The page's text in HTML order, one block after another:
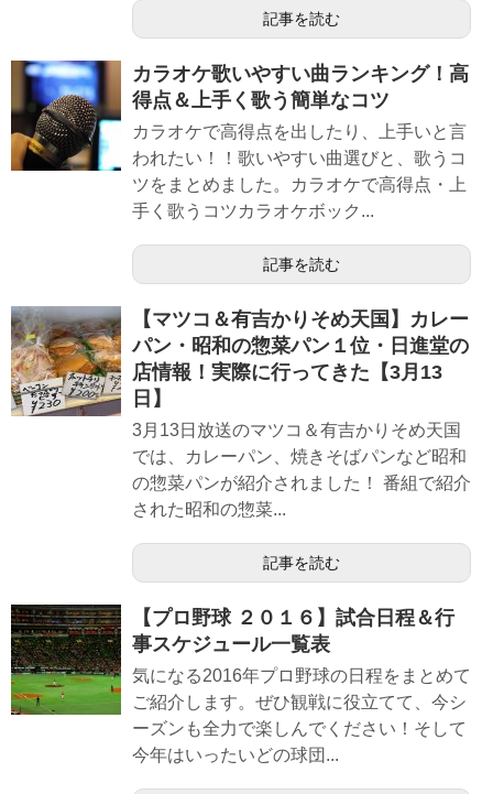
記事を読む
カラオケ歌いやすい曲ランキング！高
得点＆上手く歌う簡単なコツ
カラオケで高得点を出したり、上手いと言
われたい！！歌いやすい曲選びと、歌うコ
ツをまとめました。カラオケで高得点・上
手く歌うコツカラオケボック...
記事を読む
【マツコ＆有吉かりそめ天国】カレー
パン・昭和の惣菜パン１位・日進堂の
店情報！実際に行ってきた【3月13
日】
3月13日放送のマツコ＆有吉かりそめ天国
では、カレーパン、焼きそばパンなど昭和
の惣菜パンが紹介されました！ 番組で紹介
された昭和の惣菜...
記事を読む
【プロ野球 ２０１６】試合日程＆行
事スケジュール一覧表
気になる2016年プロ野球の日程をまとめて
ご紹介します。ぜひ観戦に役立てて、今シ
ーズンも全力で楽しんでください！そして
今年はいったいどの球団...